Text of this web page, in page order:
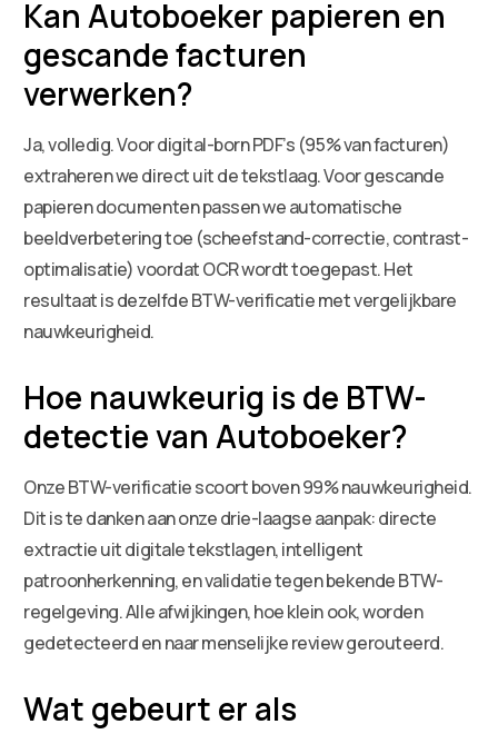
Kan Autoboeker papieren en
gescande facturen
verwerken?
Ja, volledig. Voor digital-born PDF’s (95% van facturen)
extraheren we direct uit de tekstlaag. Voor gescande
papieren documenten passen we automatische
beeldverbetering toe (scheefstand-correctie, contrast-
optimalisatie) voordat OCR wordt toegepast. Het
resultaat is dezelfde BTW-verificatie met vergelijkbare
nauwkeurigheid.
Hoe nauwkeurig is de BTW-
detectie van Autoboeker?
Onze BTW-verificatie scoort boven 99% nauwkeurigheid.
Dit is te danken aan onze drie-laagse aanpak: directe
extractie uit digitale tekstlagen, intelligent
patroonherkenning, en validatie tegen bekende BTW-
regelgeving. Alle afwijkingen, hoe klein ook, worden
gedetecteerd en naar menselijke review gerouteerd.
Wat gebeurt er als